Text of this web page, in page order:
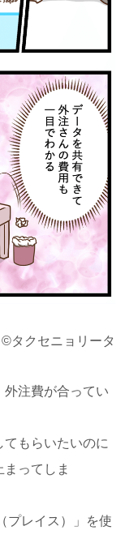
タクセニョリータ
外注費が合ってい
もらいたいのに
ってしま
プレイス）」を使